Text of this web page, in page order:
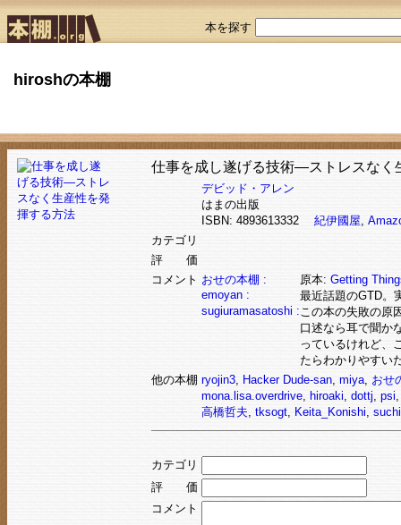
本を探す
hiroshの本棚
仕事を成し遂げる技術―ストレスなく
デビッド・アレン
はまの出版
ISBN: 4893613332 紀伊國屋,
カテゴリ
評 価
コメント おせの本棚 : 原本: Getting
emoyan :
最近話題のGTD。
sugiuramasatoshi :この本の失敗の原
口述なら耳で聞か
っているけれど、
たらわかりやすい
他の本棚 ryojin3, Hacker Dude-san, miya, おせ
mona.lisa.overdrive, hiroaki, dottj, psi
高橋哲夫, tksogt, Keita_Konishi, suchi
カテゴリ
評 価
コメント